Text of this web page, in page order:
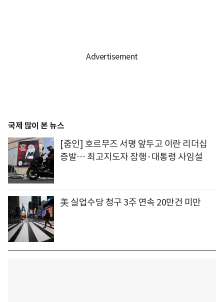
국제 많이 본 뉴스
[줌인] 호르무즈 서명 앞두고 이란 리더십
증발… 최고지도자 잠행·대통령 사임설
美 실업수당 청구 3주 연속 20만건 미만